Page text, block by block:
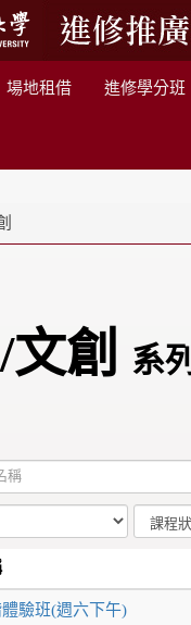
場地租借 進修學分班
創 系列
驗班(週六下午)